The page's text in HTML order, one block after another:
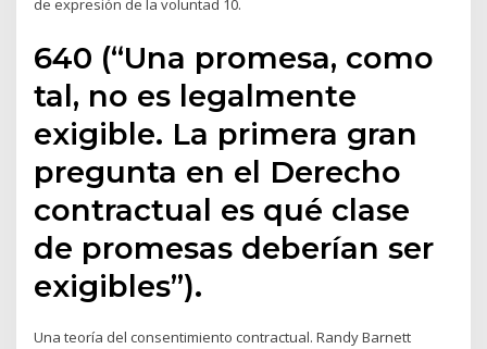
de expresión de la voluntad 10.
640 (“Una promesa, como
tal, no es legalmente
exigible. La primera gran
pregunta en el Derecho
contractual es qué clase
de promesas deberían ser
exigibles”).
Una teoría del consentimiento contractual. Randy Barnett